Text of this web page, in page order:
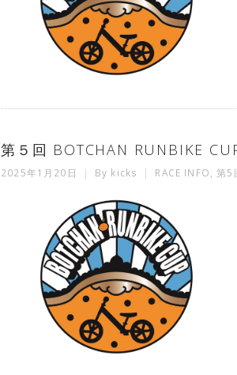
第５回 BOTCHAN RUNBIKE
2025年1月20日 By kicks RACE INFO,第5